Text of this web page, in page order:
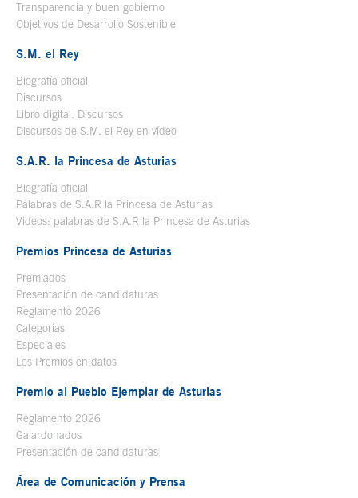
Transparencia y buen gobierno
Objetivos de Desarrollo Sostenible
S.M. el Rey
Biografía oficial
Discursos
Libro digital. Discursos
Discursos de S.M. el Rey en vídeo
S.A.R. la Princesa de Asturias
Biografía oficial
Palabras de S.A.R la Princesa de Asturias
Videos: palabras de S.A.R la Princesa de Asturias
Premios Princesa de Asturias
Premiados
Presentación de candidaturas
Reglamento 2026
Categorías
Especiales
Los Premios en datos
Premio al Pueblo Ejemplar de Asturias
Reglamento 2026
Galardonados
Presentación de candidaturas
Área de Comunicación y Prensa